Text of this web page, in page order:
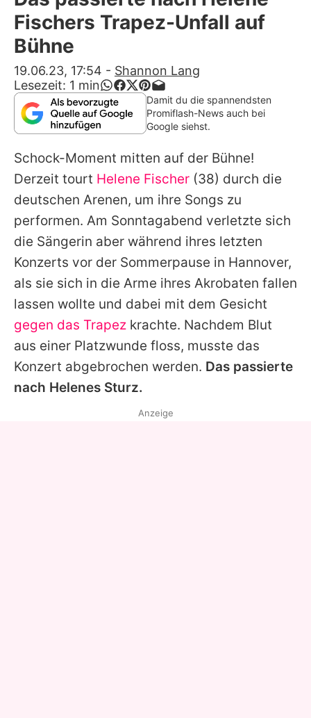
Alle Themen auf Promiflash
App runterladen
Team
Redaktionelle Richtlinien
Impressum
Datenschutzerklärung
Nutzungsbedingungen
Utiq verwalten
Fischers Trapez-Unfall auf
Bühne
19.06.23, 17:54 - Shannon Lang
Lesezeit: 1 min
Damit du die spannendsten
Promiflash-News auch bei
Google siehst.
Schock-Moment mitten auf der Bühne!
Derzeit tourt Helene Fischer (38) durch die
deutschen Arenen, um ihre Songs zu
performen. Am Sonntagabend verletzte sich
die Sängerin aber während ihres letzten
Konzerts vor der Sommerpause in Hannover,
als sie sich in die Arme ihres Akrobaten fallen
lassen wollte und dabei mit dem Gesicht
gegen das Trapez krachte. Nachdem Blut
aus einer Platzwunde floss, musste das
Konzert abgebrochen werden. Das passierte
nach Helenes Sturz.
Anzeige